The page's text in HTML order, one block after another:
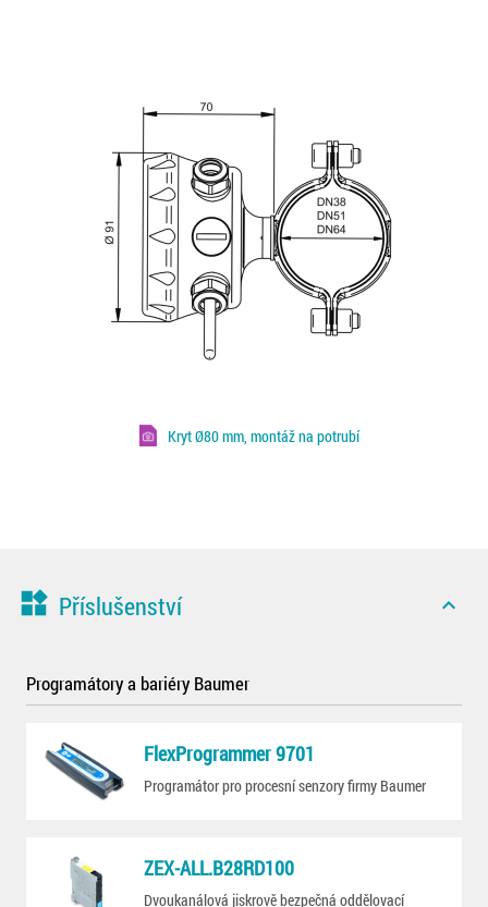
Kryt Ø80 mm, montáž na potrubí
widgets Příslušenství expand_less
Programátory a bariéry Baumer
FlexProgrammer 9701
Programátor pro procesní senzory firmy Baumer
ZEX-ALL.B28RD100
Dvoukanálová jiskrově bezpečná oddělovací